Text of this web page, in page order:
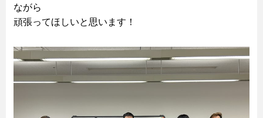
ながら
頑張ってほしいと思います！